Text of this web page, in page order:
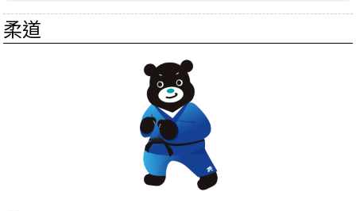
柔道